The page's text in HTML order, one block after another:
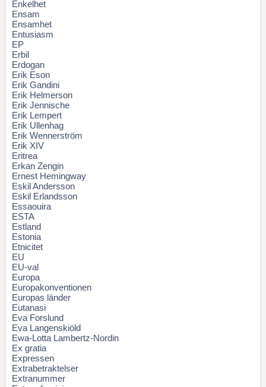
Enkelhet
Ensam
Ensamhet
Entusiasm
EP
Erbil
Erdogan
Erik Eson
Erik Gandini
Erik Helmerson
Erik Jennische
Erik Lempert
Erik Ullenhag
Erik Wennerström
Erik XIV
Eritrea
Erkan Zengin
Ernest Hemingway
Eskil Andersson
Eskil Erlandsson
Essaouira
ESTA
Estland
Estonia
Etnicitet
EU
EU-val
Europa
Europakonventionen
Europas länder
Eutanasi
Eva Forslund
Eva Langenskiöld
Ewa-Lotta Lambertz-Nordin
Ex gratia
Expressen
Extrabetraktelser
Extranummer